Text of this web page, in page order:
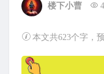
楼下小曹
本文共623个字，